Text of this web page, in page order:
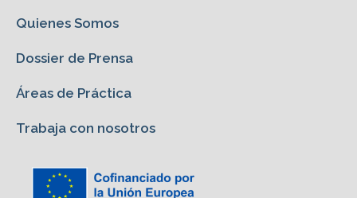
Quienes Somos
Dossier de Prensa
Áreas de Práctica
Trabaja con nosotros